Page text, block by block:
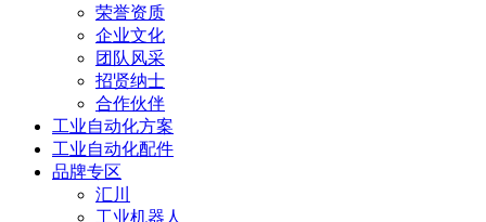
荣誉资质
企业文化
团队风采
招贤纳士
合作伙伴
工业自动化方案
工业自动化配件
品牌专区
汇川
工业机器人